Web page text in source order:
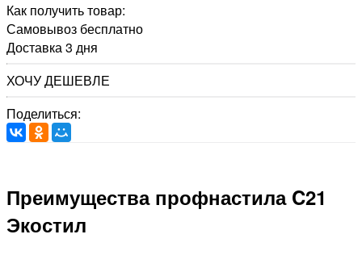
Как получить товар:
Самовывоз бесплатно
Доставка3 дня
ХОЧУ ДЕШЕВЛЕ
Поделиться:
Преимущества профнастила C21
Экостил